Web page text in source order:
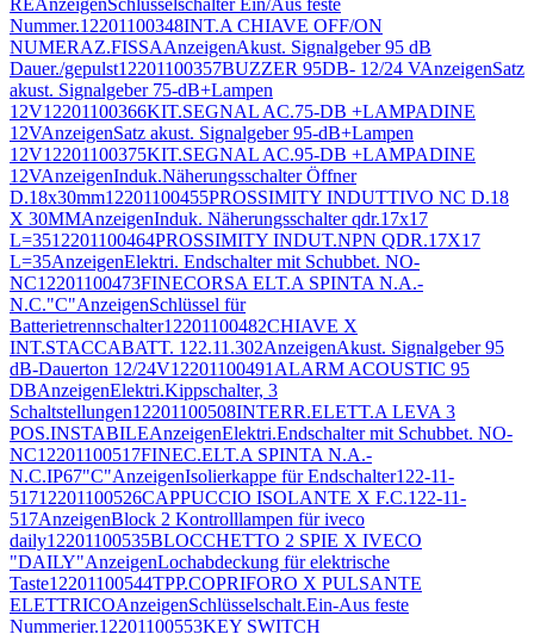
REAnzeigenSchlüsselschalter Ein/Aus feste
Nummer.12201100348INT.A CHIAVE OFF/ON
NUMERAZ.FISSAAnzeigenAkust. Signalgeber 95 dB
Dauer./gepulst12201100357BUZZER 95DB- 12/24 VAnzeigenSatz
akust. Signalgeber 75-dB+Lampen
12V12201100366KIT.SEGNAL AC.75-DB +LAMPADINE
12VAnzeigenSatz akust. Signalgeber 95-dB+Lampen
12V12201100375KIT.SEGNAL AC.95-DB +LAMPADINE
12VAnzeigenInduk.Näherungsschalter Öffner
D.18x30mm12201100455PROSSIMITY INDUTTIVO NC D.18
X 30MMAnzeigenInduk. Näherungsschalter qdr.17x17
L=3512201100464PROSSIMITY INDUT.NPN QDR.17X17
L=35AnzeigenElektri. Endschalter mit Schubbet. NO-
NC12201100473FINECORSA ELT.A SPINTA N.A.-
N.C."C"AnzeigenSchlüssel für
Batterietrennschalter12201100482CHIAVE X
INT.STACCABATT. 122.11.302AnzeigenAkust. Signalgeber 95
dB-Dauerton 12/24V12201100491ALARM ACOUSTIC 95
DBAnzeigenElektri.Kippschalter, 3
Schaltstellungen12201100508INTERR.ELETT.A LEVA 3
POS.INSTABILEAnzeigenElektri.Endschalter mit Schubbet. NO-
NC12201100517FINEC.ELT.A SPINTA N.A.-
N.C.IP67"C"AnzeigenIsolierkappe für Endschalter122-11-
51712201100526CAPPUCCIO ISOLANTE X F.C.122-11-
517AnzeigenBlock 2 Kontrolllampen für iveco
daily12201100535BLOCCHETTO 2 SPIE X IVECO
"DAILY"AnzeigenLochabdeckung für elektrische
Taste12201100544TPP.COPRIFORO X PULSANTE
ELETTRICOAnzeigenSchlüsselschalt.Ein-Aus feste
Nummerier.12201100553KEY SWITCH